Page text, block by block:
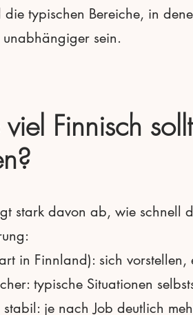
die typischen Bereiche, in
unabhängiger sein.
Finnisch
stark davon ab, wie schnell
in Finnland): sich
typische Situationen
stabil: je nach Job deutlich